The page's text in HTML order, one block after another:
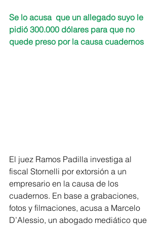
Se lo acusa  que un allegado suyo le
pidió 300.000 dólares para que no
quede preso por la causa cuadernos
El juez Ramos Padilla investiga al
fiscal Stornelli por extorsión a un
empresario en la causa de los
cuadernos. En base a grabaciones,
fotos y filmaciones, acusa a Marcelo
D’Alessio, un abogado mediático que